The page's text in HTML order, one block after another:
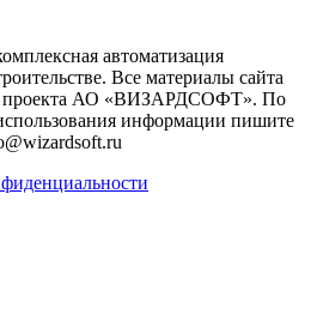
автоматизация
Все материалы сайта
проекта АО «ВИЗАРДСОФТ». По
информации пишите